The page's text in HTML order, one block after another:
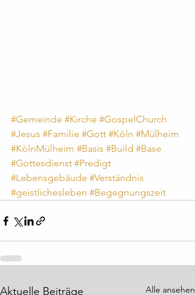
#Gemeinde #Kirche #GospelChurch
#Jesus #Familie #Gott #Köln #Mülheim
#KölnMülheim #Basis #Build #Base
#Gottesdienst #Predigt
#Lebensgebäude #Verständnis
#geistlichesleben #Begegnungszeit
Aktuelle Beiträge Alle ansehen